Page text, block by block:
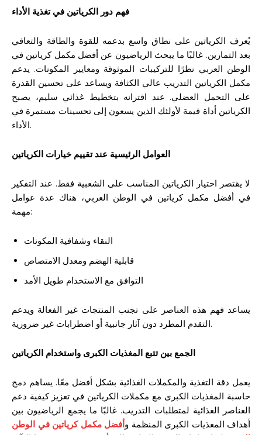
فهم دور الكرياتين في تغذية الأداء
يُعرف الكرياتين على نطاق واسع بدعمه للقوة والطاقة والتعافي
بعد التمارين. غالبًا ما يبحث الرياضيون عن أفضل مكمل كرياتين في
الوطن العربي نظرًا للتركيبات الموثوقة ومعايير المكونات. يدعم
مكمل الكرياتين التدريب عالي الكثافة ويساعد على تحسين القدرة
على التحمل العضلي. عند اقترانه بتخطيط غذائي سليم، يصبح
الكرياتين أداة قيمة لأولئك الذين يسعون إلى تحسينات مستمرة في
الأداء.
العوامل الرئيسية عند تقييم خيارات الكرياتين
لا يقتصر اختيار الكرياتين المناسب على الشعبية فقط. عند التفكير
في أفضل مكمل كرياتين في الوطن العربي، هناك عدة عوامل
مهمة:
النقاء وشفافية المكونات
قابلية الهضم ومعدل الامتصاص
التوافق مع الاستخدام طويل الأمد
يساعد فهم هذه العناصر على تجنب المنتجات غير الفعالة ويدعم
التقدم المطرد دون آثار جانبية أو اضطرابات غير ضرورية.
الجمع بين تتبع المغذيات الكبرى واستخدام الكرياتين
يعمل دقة التغذية والمكملات الغذائية بشكل أفضل معًا. يساهم دمج
حاسبة المغذيات الكبرى مع مكملات الكرياتين في تعزيز كيفية دعم
العناصر الغذائية لمتطلبات التدريب. غالبًا ما يجمع الرياضيون بين
أهداف المغذيات الكبرى المنظمة وأفضل مكمل كرياتين في الوطن